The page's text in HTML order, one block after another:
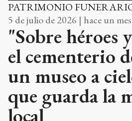
PATRIMONIO
5 de julio de 2026 | hace un mes
"Sobre héroes
el cementerio
un museo a
que guarda la
local